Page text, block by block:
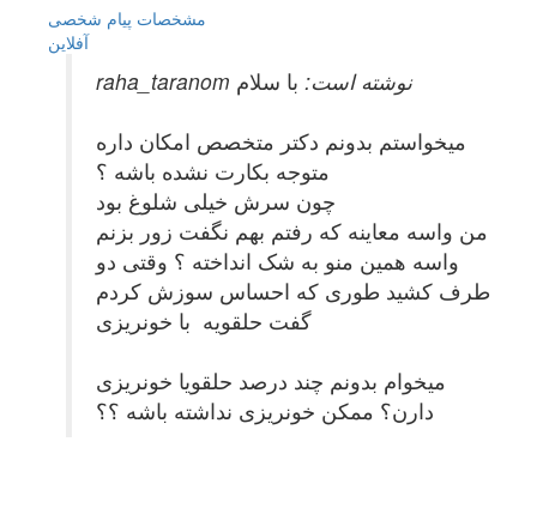
مشخصات پیام شخصی
آفلاين
raha_taranom نوشته است: با سلام
میخواستم بدونم دکتر متخصص امکان داره
متوجه بکارت نشده باشه ؟
چون سرش خیلی شلوغ بود
من واسه معاینه که رفتم بهم نگفت زور بزنم
واسه همین منو به شک انداخته ؟ وقتی دو
طرف کشید طوری که احساس سوزش کردم
گفت حلقویه با خونریزی
میخوام بدونم چند درصد حلقویا خونریزی
دارن؟ ممکن خونریزی نداشته باشه ؟؟